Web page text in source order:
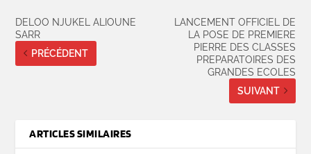
DELOO NJUKEL ALIOUNE
SARR
PRÉCÉDENT
LANCEMENT OFFICIEL DE
LA POSE DE PREMIERE
PIERRE DES CLASSES
PREPARATOIRES DES
GRANDES ECOLES
SUIVANT
ARTICLES SIMILAIRES